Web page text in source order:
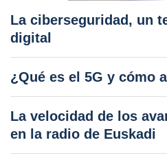
La ciberseguridad, un
digital
¿Qué es el 5G y cómo
La velocidad de los
en la radio de Euskadi